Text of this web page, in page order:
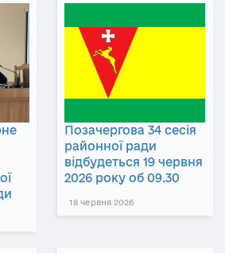
Позачергова 34 сесія
районної ради
відбудеться 19 червня
2026 року об 09.30
18 червня 2026